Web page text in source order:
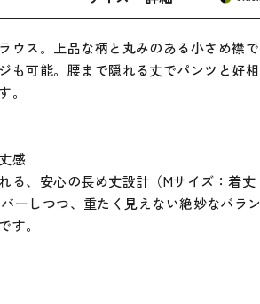
ウス。上品な柄と丸みのある小さめ襟で
も可能。腰まで隠れる丈でパンツと好相
。
感
る、安心の長め丈設計（Mサイズ：着丈
ーしつつ、重たく見えない絶妙なバラン
す。